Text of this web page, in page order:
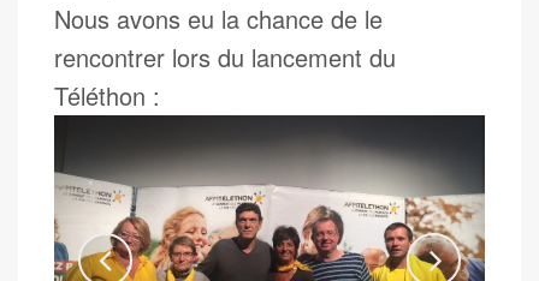
Nous avons eu la chance de le
rencontrer lors du lancement du
Téléthon :